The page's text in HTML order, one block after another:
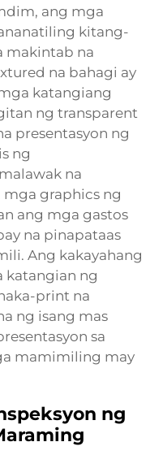
ang mga
kitang-
makintab na
na bahagi ay
katangiang
ng transparent
presentasyon ng
ng
na
graphics ng
ang mga gastos
na pinapataas
Ang kakayahang
katangian ng
print na
ng isang mas
sa
mamimiling may
ng